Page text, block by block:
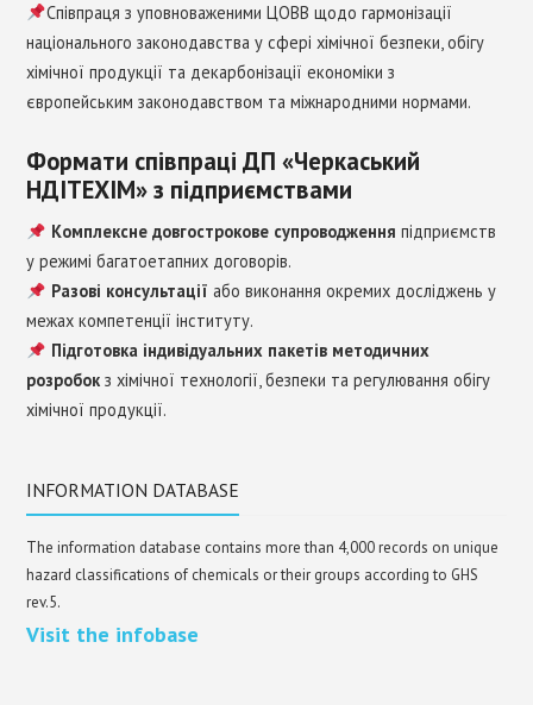
Співпраця з уповноваженими ЦОВВ щодо гармонізації
національного законодавства у сфері хімічної безпеки, обігу
хімічної продукції та декарбонізації економіки з
європейським законодавством та міжнародними нормами.
Формати співпраці ДП «Черкаський
НДІТЕХІМ» з підприємствами
Комплексне довгострокове супроводження підприємств
у режимі багатоетапних договорів.
Разові консультації або виконання окремих досліджень у
межах компетенції інституту.
Підготовка індивідуальних пакетів методичних
розробок з хімічної технології, безпеки та регулювання обігу
хімічної продукції.
INFORMATION DATABASE
The information database contains more than 4,000 records on unique
hazard classifications of chemicals or their groups according to GHS
rev.5.
Visit the infobase